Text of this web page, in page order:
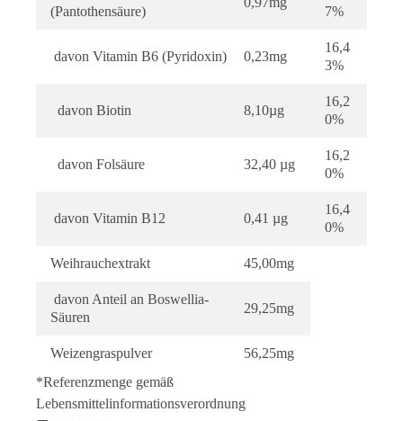
(Pantothensäure)
7%
davon Vitamin B6 (Pyridoxin) 0,23mg
16,4
3%
davon Biotin 8,10µg
16,2
0%
davon Folsäure 32,40 µg
16,2
0%
davon Vitamin B12 0,41 µg
16,4
0%
Weihrauchextrakt 45,00mg
davon Anteil an Boswellia-
Säuren
29,25mg
Weizengraspulver
56,25mg
*Referenzmenge gemäß
Lebensmittelinformationsverordnung